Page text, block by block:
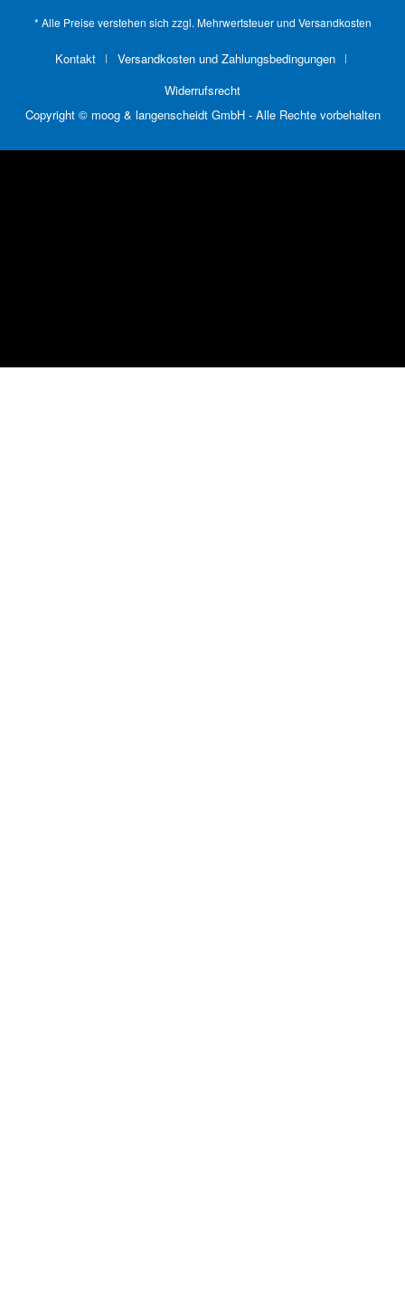
* Alle Preise verstehen sich zzgl. Mehrwertsteuer und Versandkosten
Kontakt
Versandkosten und Zahlungsbedingungen
Widerrufsrecht
Copyright © moog & langenscheidt GmbH - Alle Rechte vorbehalten